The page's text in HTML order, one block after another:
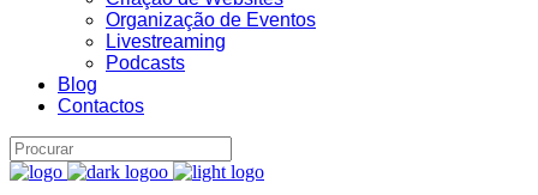
Organização de Eventos
Livestreaming
Podcasts
Blog
Contactos